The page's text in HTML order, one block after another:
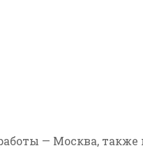
— Москва,